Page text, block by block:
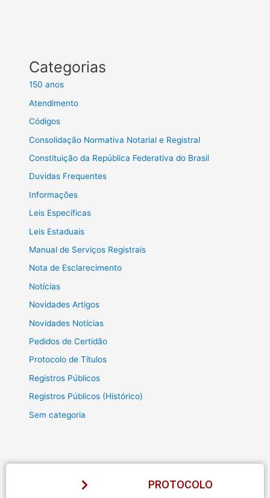
Categorias
150 anos
Atendimento
Códigos
Consolidação Normativa Notarial e Registral
Constituição da República Federativa do Brasil
Duvidas Frequentes
Informações
Leis Específicas
Leis Estaduais
Manual de Serviços Registrais
Nota de Esclarecimento
Notícias
Novidades Artigos
Novidades Notícias
Pedidos de Certidão
Protocolo de Títulos
Registros Públicos
Registros Públicos (Histórico)
Sem categoria
PROTOCOLO